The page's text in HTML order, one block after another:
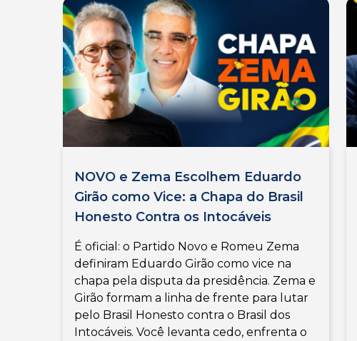
NOVO e Zema Escolhem Eduardo
Girão como Vice: a Chapa do Brasil
Honesto Contra os Intocáveis
É oficial: o Partido Novo e Romeu Zema
definiram Eduardo Girão como vice na
chapa pela disputa da presidência. Zema e
Girão formam a linha de frente para lutar
pelo Brasil Honesto contra o Brasil dos
Intocáveis. Você levanta cedo, enfrenta o